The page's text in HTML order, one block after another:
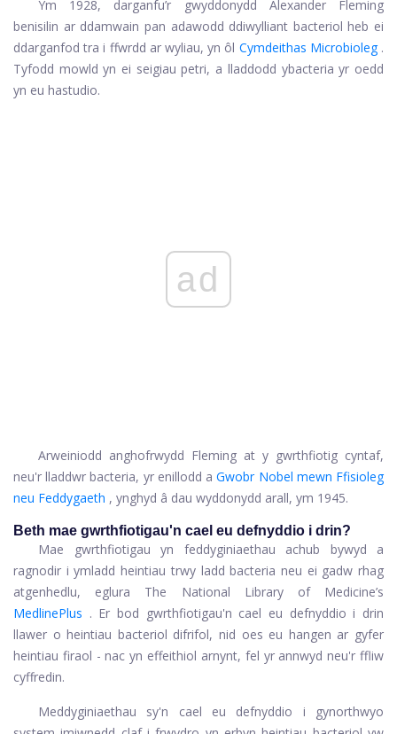
Ym 1928, darganfu’r gwyddonydd Alexander Fleming
benisilin ar ddamwain pan adawodd ddiwylliant bacteriol heb ei
ddarganfod tra i ffwrdd ar wyliau, yn ôl Cymdeithas Microbioleg .
Tyfodd mowld yn ei seigiau petri, a lladdodd ybacteria yr oedd
yn eu hastudio.
ad
Arweiniodd anghofrwydd Fleming at y gwrthfiotig cyntaf,
neu'r lladdwr bacteria, yr enillodd a Gwobr Nobel mewn Ffisioleg
neu Feddygaeth , ynghyd â dau wyddonydd arall, ym 1945.
Beth mae gwrthfiotigau'n cael eu defnyddio i drin?
Mae gwrthfiotigau yn feddyginiaethau achub bywyd a
ragnodir i ymladd heintiau trwy ladd bacteria neu ei gadw rhag
atgenhedlu, eglura The National Library of Medicine’s
MedlinePlus . Er bod gwrthfiotigau'n cael eu defnyddio i drin
llawer o heintiau bacteriol difrifol, nid oes eu hangen ar gyfer
heintiau firaol - nac yn effeithiol arnynt, fel yr annwyd neu'r ffliw
cyffredin.
Meddyginiaethau sy'n cael eu defnyddio i gynorthwyo